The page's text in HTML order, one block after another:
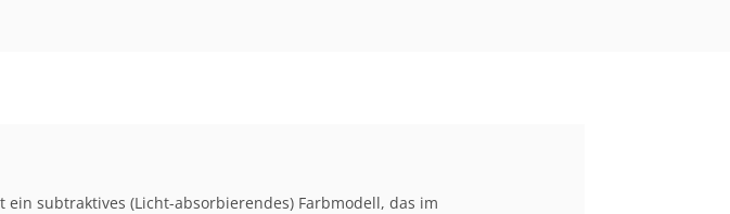
ein subtraktives (Licht-absorbierendes) Farbmodell, das im